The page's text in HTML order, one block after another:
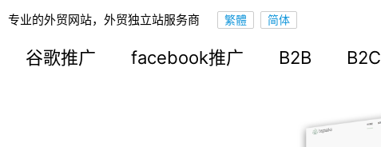
专业的外贸网站，外贸独立站服务商
谷歌推广 facebook推广 B2B B2C